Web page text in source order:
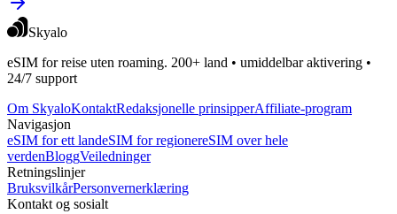
Skyalo
eSIM for reise uten roaming. 200+ land • umiddelbar aktivering •
24/7 support
Om SkyaloKontaktRedaksjonelle prinsipperAffiliate-program
Navigasjon
eSIM for ett landeSIM for regionereSIM over hele
verdenBloggVeiledninger
Retningslinjer
BruksvilkårPersonvernerklæring
Kontakt og sosialt